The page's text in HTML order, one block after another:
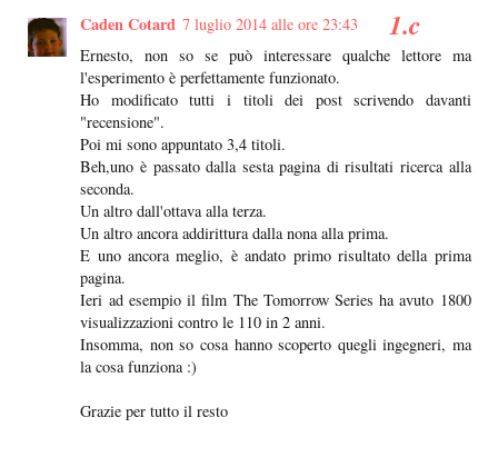
Caden Cotard 7 luglio 2014 alle ore 23:43
Ernesto, non so se può interessare qualche lettore ma
l'esperimento è perfettamente funzionato.
Ho modificato tutti i titoli dei post scrivendo davanti
"recensione".
Poi mi sono appuntato 3,4 titoli.
Beh,uno è passato dalla sesta pagina di risultati ricerca alla
seconda.
Un altro dall'ottava alla terza.
Un altro ancora addirittura dalla nona alla prima.
E uno ancora meglio, è andato primo risultato della prima
pagina.
Ieri ad esempio il film The Tomorrow Series ha avuto 1800
visualizzazioni contro le 110 in 2 anni.
Insomma, non so cosa hanno scoperto quegli ingegneri, ma
la cosa funziona :)
Grazie per tutto il resto